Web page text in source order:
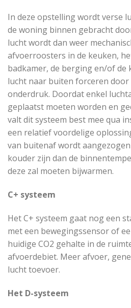
In deze opstelling wordt verse
de woning binnen gebracht
lucht wordt dan weer
afvoerroosters in de keuken,
badkamer, de berging en/of de
lucht naar buiten forceren door
onderdruk. Doordat enkel
geplaatst moeten worden en
valt dit systeem best mee qua
een relatief voordelige
van buitenaf wordt
kouder zijn dan de
deze zal moeten bijwarmen.
C+ systeem
Het C+ systeem gaat nog een
met een bewegingssensor of
huidige CO2 gehalte in de
afvoerdebiet. Meer afvoer,
lucht toevoer.
Het D-systeem